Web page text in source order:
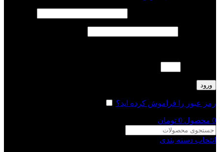
ورود
رمز عبور را فراموش کرده اید؟
0 محصول 0 تومان
انتخاب دسته بندی